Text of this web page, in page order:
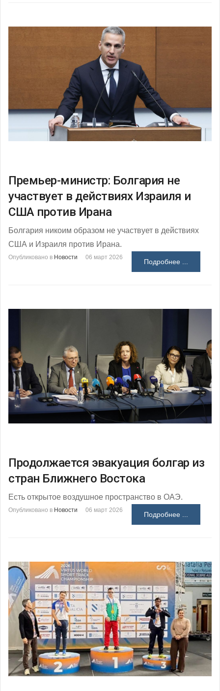
Премьер-министр: Болгария не
участвует в действиях Израиля и
США против Ирана
Болгария никоим образом не участвует в действиях
США и Израиля против Ирана.
Опубликовано в Новости 06 март 2026
Подробнее ...
Продолжается эвакуация болгар из
стран Ближнего Востока
Есть открытое воздушное пространство в ОАЭ.
Опубликовано в Новости 06 март 2026
Подробнее ...